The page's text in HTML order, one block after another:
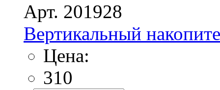
Арт. 201928
Вертикальный
Цена:
310